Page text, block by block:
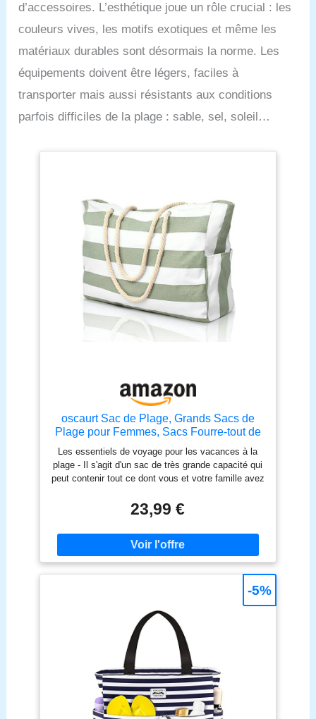
d’accessoires. L’esthétique joue un rôle crucial : les
couleurs vives, les motifs exotiques et même les
matériaux durables sont désormais la norme. Les
équipements doivent être légers, faciles à
transporter mais aussi résistants aux conditions
parfois difficiles de la plage : sable, sel, soleil…
oscaurt Sac de Plage, Grands Sacs de
Plage pour Femmes, Sacs Fourre-tout de
Plage Imperméables avec Fermeture
éclair et Poignée en corde, Sacs de
Voyage Essentiels pour le Shopping
Piscine Gymnase
Les essentiels de voyage pour les vacances à la
plage - Il s'agit d'un sac de très grande capacité qui
peut contenir tout ce dont vous et votre famille avez
vous évitera bien des ennuis. Grande capacité -
Nos sacs de plage pour femmes avec fermeture
éclair peuvent contenir 4 à 6 grandes serviettes de
plage, des vêtements supplémentaires, des
chaussures, de la crème solaire, des collations, des
bouteilles d'eau, des jouets de plage, etc.
Recommandé pour les vacances à la plage, le sac
de piscine, le sac d'allaitement, le sac de week-end,
les incontournables de la croisière, le sac de tous
les jours, etc. Double matériau imperméable à l'huile
- Après une étude de marché de masse et des
milliers de tests, nous utilisons un matériau
imperméable unique et de qualité supérieure, qui
s'avère plus durable, plus léger et dure 5 ans de
plus que les sacs de voyage ordinaires. Fermeture
à glissière et sangle souple - Ce sac fourre-tout
23,99 €
-5%